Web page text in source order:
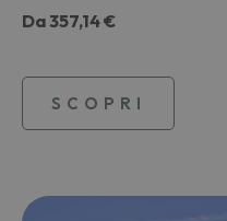
Da357,14 €
SCOPRI